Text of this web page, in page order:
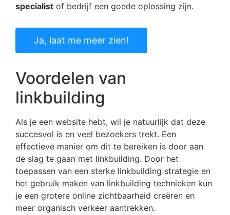
specialist of bedrijf een goede oplossing zijn.
Ja, laat me meer zien!
Voordelen van
linkbuilding
Als je een website hebt, wil je natuurlijk dat deze
succesvol is en veel bezoekers trekt. Een
effectieve manier om dit te bereiken is door aan
de slag te gaan met linkbuilding. Door het
toepassen van een sterke linkbuilding strategie en
het gebruik maken van linkbuilding technieken kun
je een grotere online zichtbaarheid creëren en
meer organisch verkeer aantrekken.